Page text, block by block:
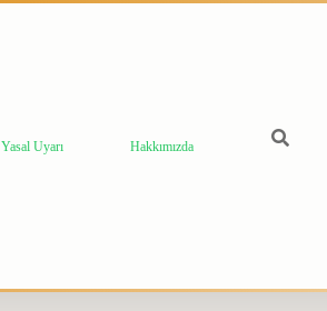
Yasal Uyarı Hakkımızda